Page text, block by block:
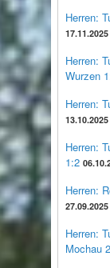
Herren:
17.11.2025
Herren:
Wurzen
Herren:
13.10.2025
Herren:
1:2
Herren:
27.09.2025
Herren:
Mochau